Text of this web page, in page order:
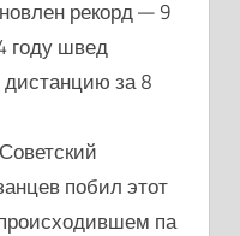
рекорд — 9
году швед
за 8
побил этот
па